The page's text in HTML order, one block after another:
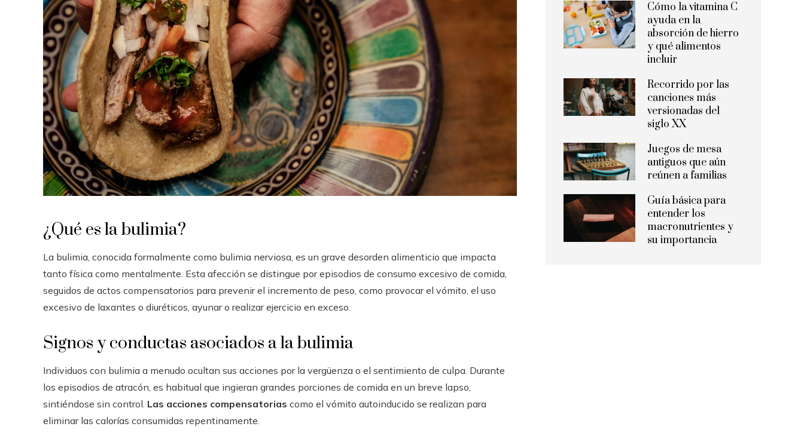
¿Qué es la bulimia?
La bulimia, conocida formalmente como bulimia nerviosa, es un grave desorden alimenticio que impacta
tanto física como mentalmente. Esta afección se distingue por episodios de consumo excesivo de comida,
seguidos de actos compensatorios para prevenir el incremento de peso, como provocar el vómito, el uso
excesivo de laxantes o diuréticos, ayunar o realizar ejercicio en exceso.
Signos y conductas asociados a la bulimia
Individuos con bulimia a menudo ocultan sus acciones por la vergüenza o el sentimiento de culpa. Durante
los episodios de atracón, es habitual que ingieran grandes porciones de comida en un breve lapso,
sintiéndose sin control. Las acciones compensatorias como el vómito autoinducido se realizan para
eliminar las calorías consumidas repentinamente.
Cómo la vitamina C
ayuda en la
absorción de hierro
y qué alimentos
incluir
Recorrido por las
canciones más
versionadas del
siglo XX
Juegos de mesa
antiguos que aún
reúnen a familias
Guía básica para
entender los
macronutrientes y
su importancia